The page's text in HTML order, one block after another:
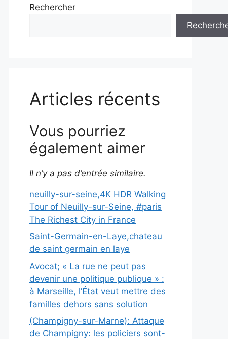
Rechercher
Articles récents
Vous pourriez
également aimer
Il n’y a pas d’entrée similaire.
neuilly-sur-seine,4K HDR Walking
Tour of Neuilly-sur-Seine, #paris
The Richest City in France
Saint-Germain-en-Laye,chateau
de saint germain en laye
Avocat; « La rue ne peut pas
devenir une politique publique » :
à Marseille, l’État veut mettre des
familles dehors sans solution
(Champigny-sur-Marne): Attaque
de Champigny: les policiers sont-